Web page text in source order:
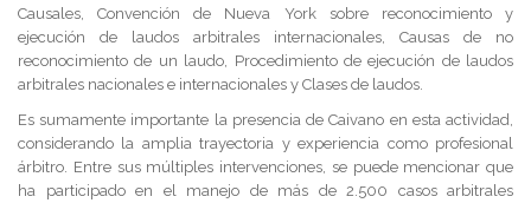
Causales, Convención de Nueva York sobre reconocimiento y
ejecución de laudos arbitrales internacionales, Causas de no
reconocimiento de un laudo, Procedimiento de ejecución de laudos
arbitrales nacionales e internacionales y Clases de laudos.
Es sumamente importante la presencia de Caivano en esta actividad,
considerando la amplia trayectoria y experiencia como profesional
árbitro. Entre sus múltiples intervenciones, se puede mencionar que
ha participado en el manejo de más de 2.500 casos arbitrales